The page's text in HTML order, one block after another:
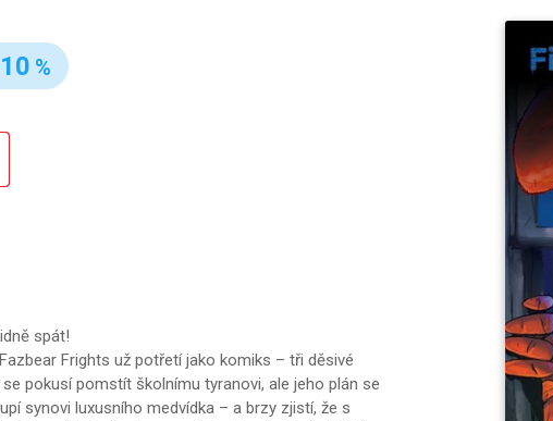
%
spát!
Frights už potřetí jako komiks – tři děsivé
pokusí pomstít školnímu tyranovi, ale jeho plán se
synovi luxusního medvídka – a brzy zjistí, že s